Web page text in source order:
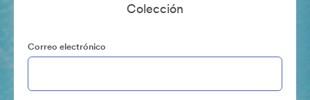
Colección
Correo electrónico